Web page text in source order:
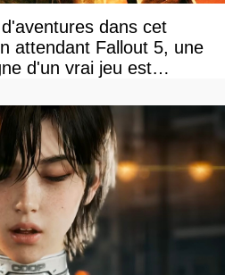
dans cet
attendant Fallout 5, une
d'un vrai jeu est